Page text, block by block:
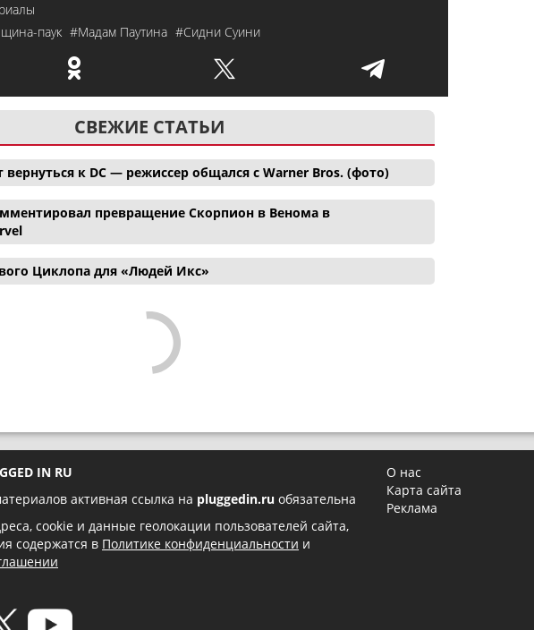
паук #Мадам Паутина #Сидни Суини
СВЕЖИЕ СТАТЬИ
к DC — режиссер общался с Warner Bros. (фото)
превращение Скорпион в Венома в
Циклопа для «Людей Икс»
IN RU
активная ссылка на pluggedin.ru обязательна
cookie и данные геолокации пользователей сайта,
содержатся в Политике конфиденциальности и
О нас
Карта сайта
Реклама